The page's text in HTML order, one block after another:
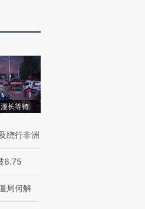
长等待
绕行非洲
6.75
局何解